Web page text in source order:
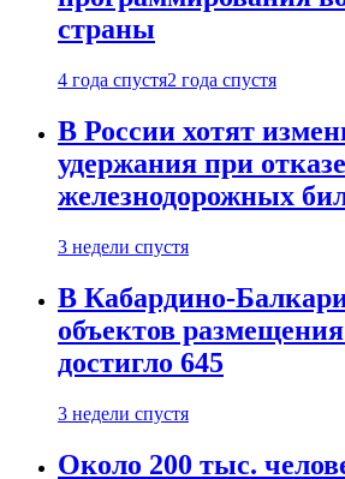
страны
4 года спустя2 года спустя
В России хотят
удержания при
железнодорожных
3 недели спустя
В Кабардино-
объектов
достигло 645
3 недели спустя
Около 200 тыс.